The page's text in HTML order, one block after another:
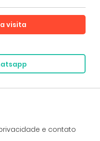
visita
e contato